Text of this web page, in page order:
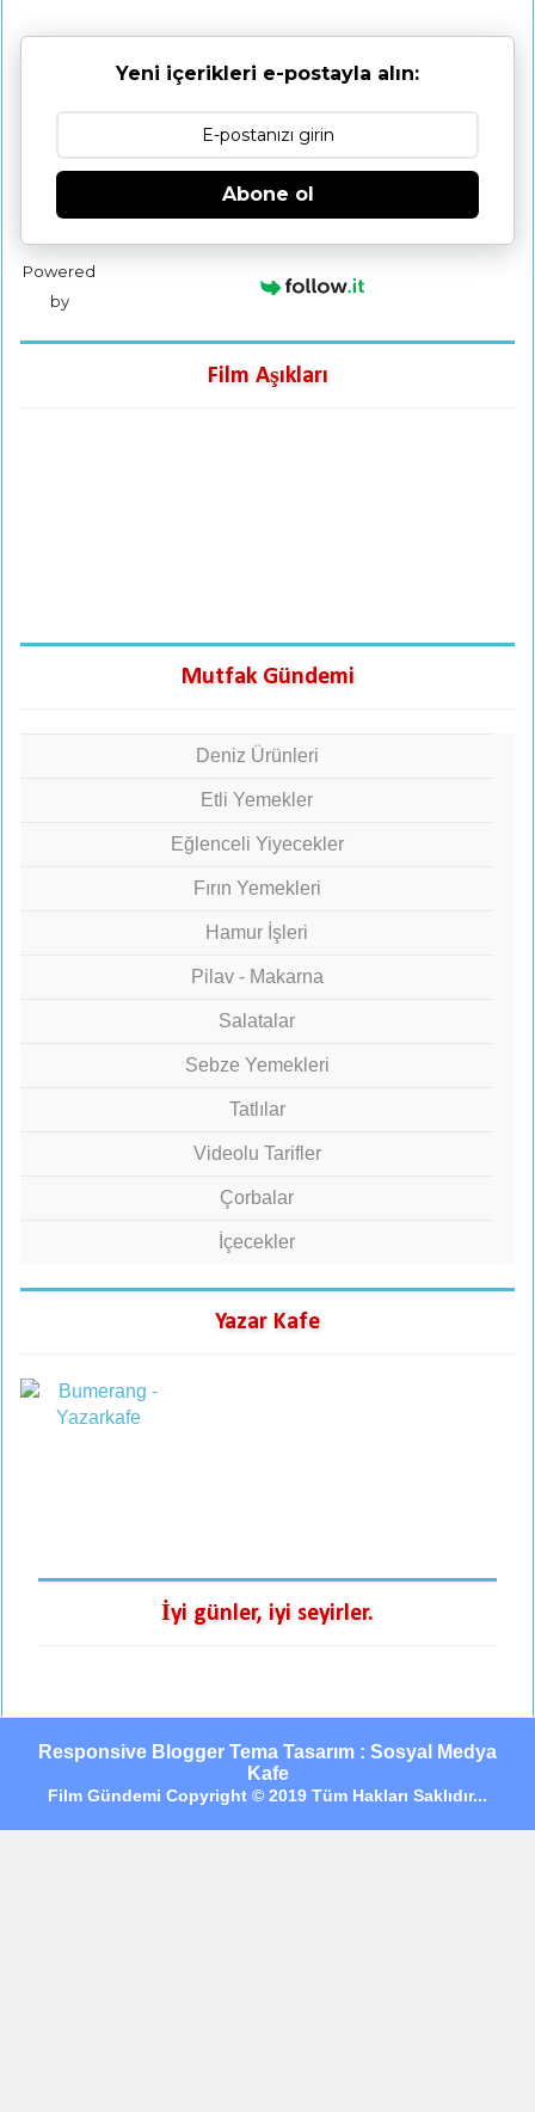
Yeni içerikleri e-postayla alın:
Abone ol
Powered
by
Film Aşıkları
Mutfak Gündemi
Deniz Ürünleri
Etli Yemekler
Eğlenceli Yiyecekler
Fırın Yemekleri
Hamur İşleri
Pilav - Makarna
Salatalar
Sebze Yemekleri
Tatlılar
Videolu Tarifler
Çorbalar
İçecekler
Yazar Kafe
İyi günler, iyi seyirler.
Responsive Blogger Tema Tasarım : Sosyal Medya
Kafe
Film Gündemi Copyright © 2019 Tüm Hakları Saklıdır...